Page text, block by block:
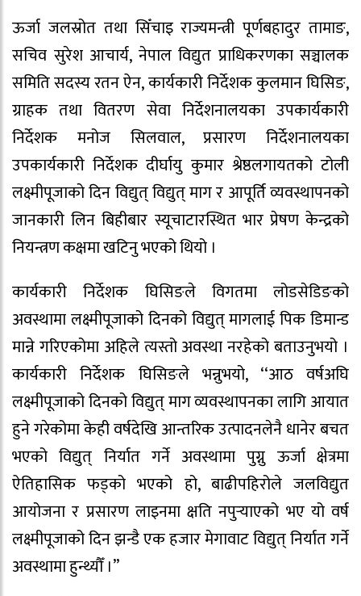
ऊर्जा जलस्रोत तथा सिँचाइ राज्यमन्त्री पूर्णबहादुर तामाङ,
सचिव सुरेश आचार्य, नेपाल विद्युत प्राधिकरणका सञ्चालक
समिति सदस्य रतन ऐन, कार्यकारी निर्देशक कुलमान घिसिङ,
ग्राहक तथा वितरण सेवा निर्देशनालयका उपकार्यकारी
निर्देशक मनोज सिलवाल, प्रसारण निर्देशनालयका
उपकार्यकारी निर्देशक दीर्घायु कुमार श्रेष्ठलगायतको टोली
लक्ष्मीपूजाको दिन विद्युत् विद्युत् माग र आपूर्ति व्यवस्थापनको
जानकारी लिन बिहीबार स्यूचाटारस्थित भार प्रेषण केन्द्रको
नियन्त्रण कक्षमा खटिनु भएको थियो ।
कार्यकारी निर्देशक घिसिङले विगतमा लोडसेडिङको
अवस्थामा लक्ष्मीपूजाको दिनको विद्युत् मागलाई पिक डिमान्ड
मान्ने गरिएकोमा अहिले त्यस्तो अवस्था नरहेको बताउनुभयो ।
कार्यकारी निर्देशक घिसिङले भन्नुभयो, ‘‘आठ वर्षअघि
लक्ष्मीपूजाको दिनको विद्युत् माग व्यवस्थापनका लागि आयात
हुने गरेकोमा केही वर्षदेखि आन्तरिक उत्पादनलेनै धानेर बचत
भएको विद्युत् निर्यात गर्ने अवस्थामा पुग्नु ऊर्जा क्षेत्रमा
ऐतिहासिक फड्को भएको हो, बाढीपहिरोले जलविद्युत
आयोजना र प्रसारण लाइनमा क्षति नपुर्‍याएको भए यो वर्ष
लक्ष्मीपूजाको दिन झन्डै एक हजार मेगावाट विद्युत् निर्यात गर्ने
अवस्थामा हुन्थ्यौँ ।’’